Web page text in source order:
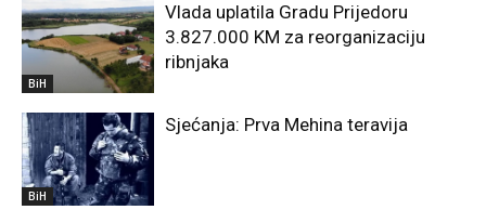
BiH
Vlada uplatila Gradu Prijedoru
3.827.000 KM za reorganizaciju
ribnjaka
BiH
Sjećanja: Prva Mehina teravija